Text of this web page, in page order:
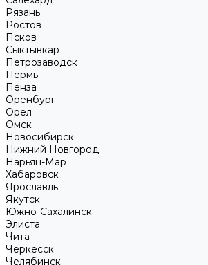
Рязань
Ростов
Псков
Сыктывкар
Петрозаводск
Пермь
Пенза
Оренбург
Орел
Омск
Новосибирск
Нижний Новгород
Нарьян-Мар
Хабаровск
Ярославль
Якутск
Южно-Сахалинск
Элиста
Чита
Черкесск
Челябинск